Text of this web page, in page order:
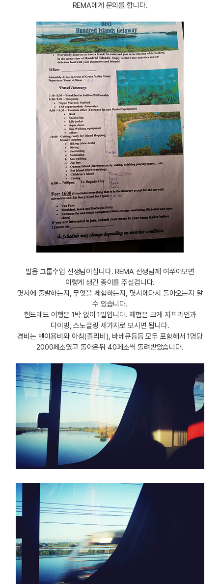
REMA에게 문의를 합니다.
발음 그룹수업 선생님이십니다. REMA 선생님께 여쭈어보면
이렇게 생긴 종이를 주실겁니다.
몇시에 출발하는지, 무엇을 체험하는지, 몇시에다시 돌아오는지 알
수 있습니다.
헌드레드 여행은 1박 없이 1일입니다. 체험은 크게 지프라인과
다이빙, 스노클링 세가지로 보시면 됩니다.
경비는 벤이용비와 아침(졸리비), 바베큐등등 모두 포함해서 1명당
2000페소였고 돌아온뒤 40페소씩 돌려받았습니다.